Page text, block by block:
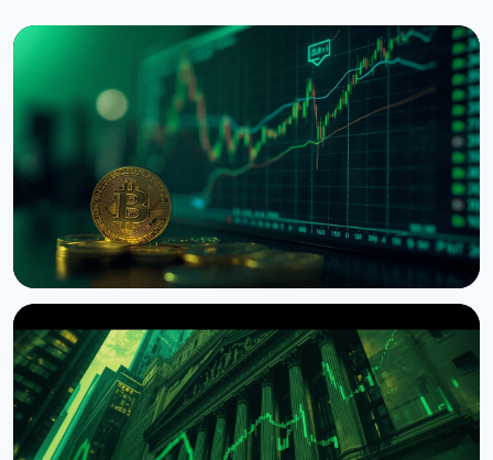
ETF на биткоин привлекли $1 миллиард притока
за неделю
9 августа 2026 г. 5 мин чтения